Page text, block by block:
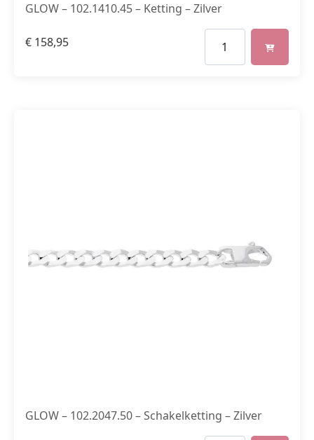
GLOW – 102.1410.45 – Ketting – Zilver
€ 158,95
GLOW – 102.2047.50 – Schakelketting – Zilver